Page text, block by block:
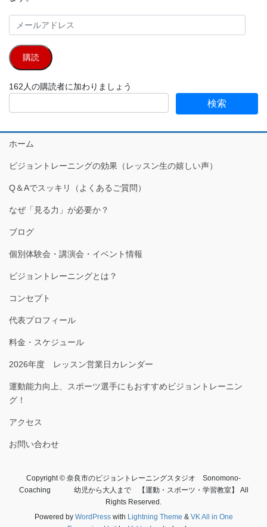
ー
ル
ア
レ
購読
162人の購読者に加わりましょう
ホーム
ビジョントレーニングの効果（レッスン生の嬉しい声）
Q＆Aでスッキリ（よくあるご質問）
なぜ「見る力」が必要か？
ブログ
個別体験会・講演会・イベント情報
ビジョントレーニングとは？
コンセプト
代表プロフィール
料金・スケジュール
2026年度 レッスン営業日カレンダー
運動能力向上、スポーツ選手にもおすすめビジョントレーニン
グ！
アクセス
お問い合わせ
Copyright © 奈良市のビジョントレーニングスタジオ Sonomono-
Coaching 幼児から大人まで 【運動・スポーツ・学習教室】 All
Rights Reserved.
Powered by WordPresswith Lightning Theme & VK All in One